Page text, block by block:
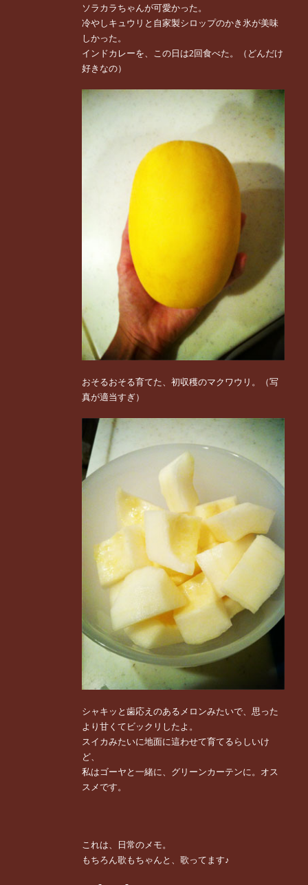
ソラカラちゃんが可愛かった。
冷やしキュウリと自家製シロップのかき氷が美味
しかった。
インドカレーを、この日は2回食べた。（どんだけ
好きなの）
おそるおそる育てた、初収穫のマクワウリ。（写
真が適当すぎ）
シャキッと歯応えのあるメロンみたいで、思った
より甘くてビックリしたよ。
スイカみたいに地面に這わせて育てるらしいけ
ど、
私はゴーヤと一緒に、グリーンカーテンに。オス
スメです。
これは、日常のメモ。
もちろん歌もちゃんと、歌ってます♪